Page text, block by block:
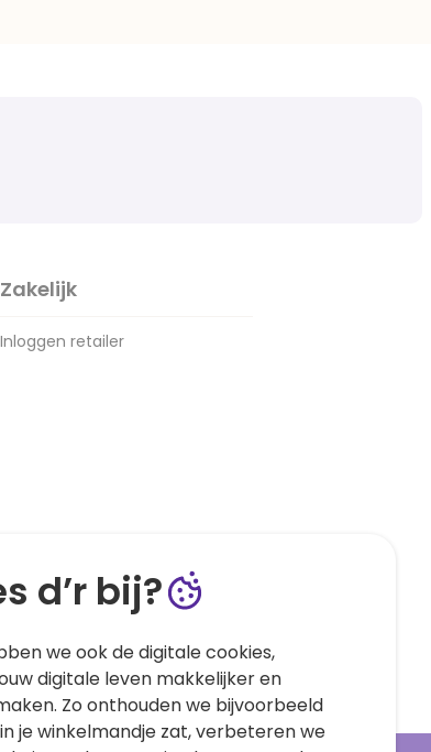
Zakelijk
Inloggen retailer
d’r bij?
we ook de digitale cookies,
digitale leven makkelijker en
Zo onthouden we bijvoorbeeld
je winkelmandje zat, verbeteren we